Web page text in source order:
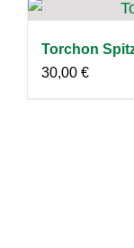
Torchon
30,00 €